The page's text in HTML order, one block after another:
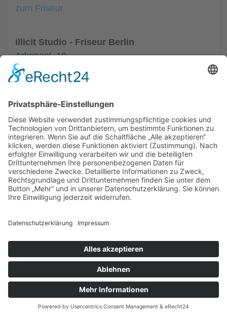
zum Friseur
illicit Studio - Friseur Berlin
Arkonapl. 10
10435 Berlin
Tel.: +49 30 44047010
ALLGEMEIN
FRISEURE
FRISEURE
FRISEURE
© Copyright Mein-Friseur.net 2026